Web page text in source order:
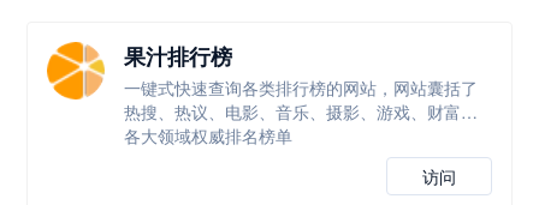
果汁排行榜
一键式快速查询各类排行榜的网站，网站囊括了
热搜、热议、电影、音乐、摄影、游戏、财富等
各大领域权威排名榜单
访问